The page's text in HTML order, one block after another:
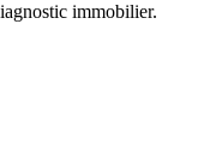
immobilier.